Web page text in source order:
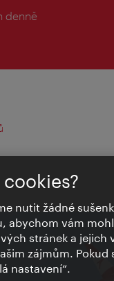
denně
nutit žádné
abychom vám
stránek a jejich
zájmům.
nastavení“.